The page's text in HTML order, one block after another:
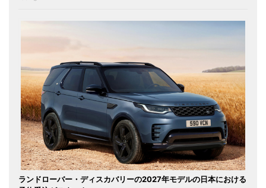
ランドローバー・ディスカバリーの2027年モデルの日本における